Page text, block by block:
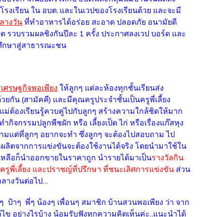
เรียน ใน อบต. และในเวปของโรงเรียนด้วย และจะมี
างวัน ที่ทำอาหารได้อร่อย สะอาด ปลอดภัย อนามัยดี
รวบรวมผลชิงกันปีละ 1 ครั้ง ประกาศลงเวป บอร์ด และ
ษาสู่สาธารณะชน
ศรษฐกิจพอเพียง ให้ลูกๆ แต่ละห้องทุกชั้นเรียนส่ง
ยกัน (สามัคคี) และมีคุณครูประจำชั้นเป็นครูพี่เลี้ยง
ต้องเรียนรู้ควบคู่ไปกับลูกๆ สร้างความใกล้ชิดให้มาก
กิจกรรมปลูกพืชผัก หรือ เลี้ยงเป็ด ไก่ หรือเรื่องแก๊สหุง
มแต่ที่ลูกๆ อยากจะทำ ซึ่งลูกๆ จะต้องไปสอบถาม ไป
ตจากการแข่งขันจะต้องใช้งานได้จริง โดยนำมาใช้ใน
ลือก็นำออกขายในราคาถูก นำรายได้มาเป็นรางวัลกิน
รูพี่เลี้ยง และปราชญ์ที่ปรึกษา ที่ชนะเลิศการแข่งขัน ส่วน
างวันต่อไป...
าๆ พี่ๆ น้องๆ เพื่อนๆ สมาชิก บ้านสวนพอเพียง ว่า จาก
ข อย่างไรบ้าง น้อมรับฟังทุกความคิดเห็นค่ะ..แนะนำได้